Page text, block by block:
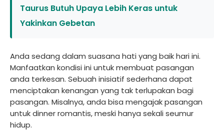
Taurus Butuh Upaya Lebih Keras untuk
Yakinkan Gebetan
Anda sedang dalam suasana hati yang baik hari ini.
Manfaatkan kondisi ini untuk membuat pasangan
anda terkesan. Sebuah inisiatif sederhana dapat
menciptakan kenangan yang tak terlupakan bagi
pasangan. Misalnya, anda bisa mengajak pasangan
untuk dinner romantis, meski hanya sekali seumur
hidup.